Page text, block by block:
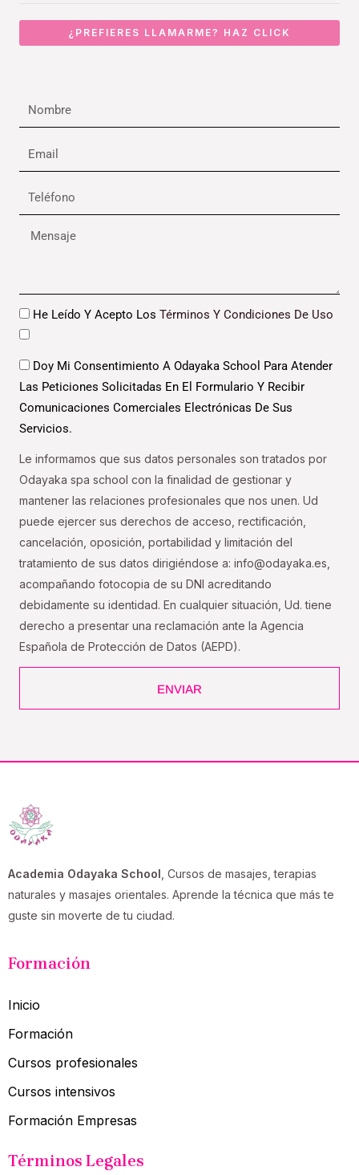
¿PREFIERES LLAMARME? HAZ CLICK
Nombre
Email
Teléfono
Mensaje
DatosHe Leído Y Acepto Los Términos Y Condiciones De Uso
DatosDoy Mi Consentimiento A Odayaka School Para Atender
Las Peticiones Solicitadas En El Formulario Y Recibir
Comunicaciones Comerciales Electrónicas De Sus
Servicios.
Le informamos que sus datos personales son tratados por
Odayaka spa school con la finalidad de gestionar y
mantener las relaciones profesionales que nos unen. Ud
puede ejercer sus derechos de acceso, rectificación,
cancelación, oposición, portabilidad y limitación del
tratamiento de sus datos dirigiéndose a: info@odayaka.es,
acompañando fotocopia de su DNI acreditando
debidamente su identidad. En cualquier situación, Ud. tiene
derecho a presentar una reclamación ante la Agencia
Española de Protección de Datos (AEPD).
ENVIAR
Academia Odayaka School , Cursos de masajes, terapias
naturales y masajes orientales. Aprende la técnica que más te
guste sin moverte de tu ciudad.
Formación
Inicio
Formación
Cursos profesionales
Cursos intensivos
Formación Empresas
Términos Legales